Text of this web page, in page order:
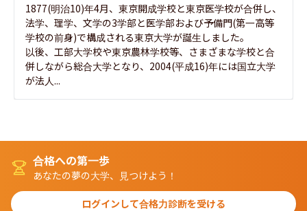
1877(明治10)年4月、東京開成学校と東京医学校が合併し、
法学、理学、文学の3学部と医学部および予備門(第一高等
学校の前身)で構成される東京大学が誕生しました。
以後、工部大学校や東京農林学校等、さまざまな学校と合
併しながら総合大学となり、2004(平成16)年には国立大学
が法人...
合格への第一歩
あなたの夢の大学、見つけよう！
ログインして合格力診断を受ける